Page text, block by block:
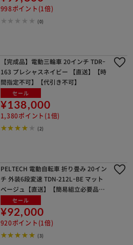
998ポイント(1倍)
(0)
【完成品】電動三輪車 20インチ TDRｰ
163 プレシャスネイビー 【直送】【時
間指定不可】【代引き不可】
セール
¥138,000
1,380ポイント(1倍)
(2)
PELTECH 電動自転車 折り畳み 20イン
チ 外装6段変速 TDN-212LｰBE マット
ベージュ【直送】【簡易組立必要品】
【時間指定不可】【代引き不可】
セール
¥92,000
920ポイント(1倍)
(3)